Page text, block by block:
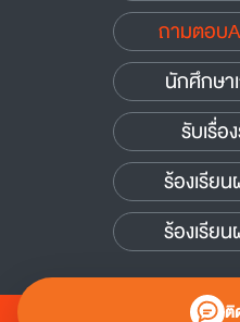
ติ
ถามตอบ
นักศึกษ
รับเรื่อ
ร้องเรีย
ร้องเรีย